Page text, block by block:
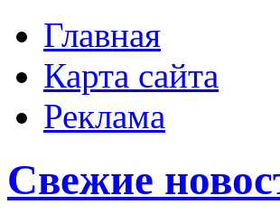
Главная
Карта сайта
Реклама
Свежие